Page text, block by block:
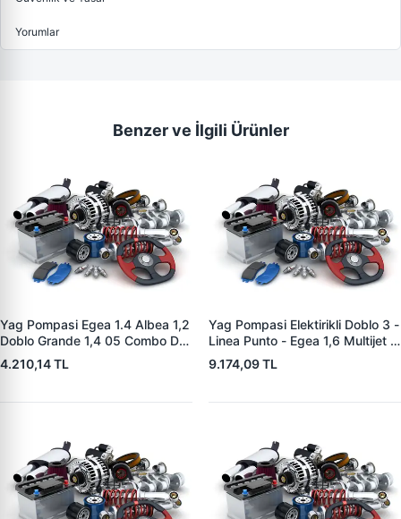
Yorumlar
Benzer ve İlgili Ürünler
Yag Pompasi Egea 1.4 Albea 1,2
Doblo Grande 1,4 05 Combo D
1,4 12> | ZENON FI9009 | OEM
55269959 55209695
4.210,14 TL
Yag Pompasi Elektirikli Doblo 3 -
Linea Punto - Egea 1,6 Multijet |
ZENON FI9012E | OEM
55258238-55269807
9.174,09 TL